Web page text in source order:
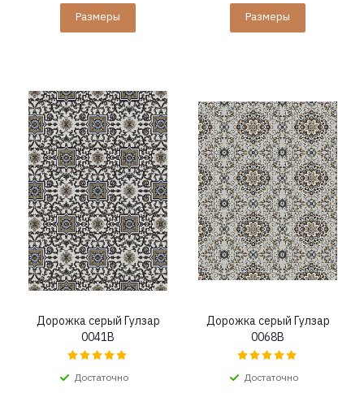
Размеры Размеры
Дорожка серый Гулзар
0041B
Достаточно
Дорожка серый Гулзар
0068B
Достаточно